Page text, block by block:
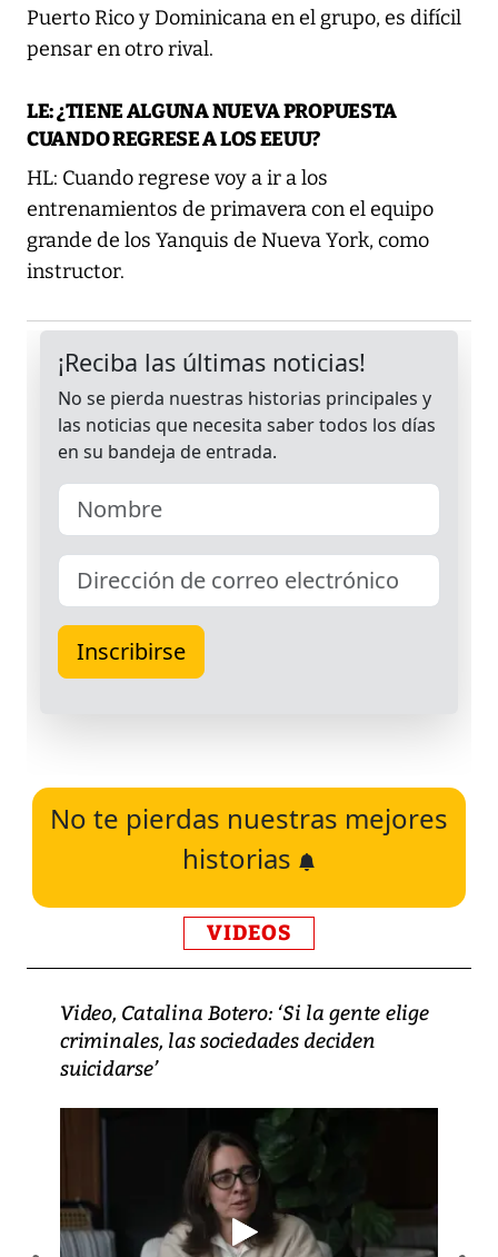
Puerto Rico y Dominicana en el grupo, es difícil
pensar en otro rival.
LE: ¿TIENE ALGUNA NUEVA PROPUESTA
CUANDO REGRESE A LOS EEUU?
HL: Cuando regrese voy a ir a los
entrenamientos de primavera con el equipo
grande de los Yanquis de Nueva York, como
instructor.
No te pierdas nuestras mejores
historias
VIDEOS
Video, Catalina Botero: ‘Si la gente elige
criminales, las sociedades deciden
suicidarse’